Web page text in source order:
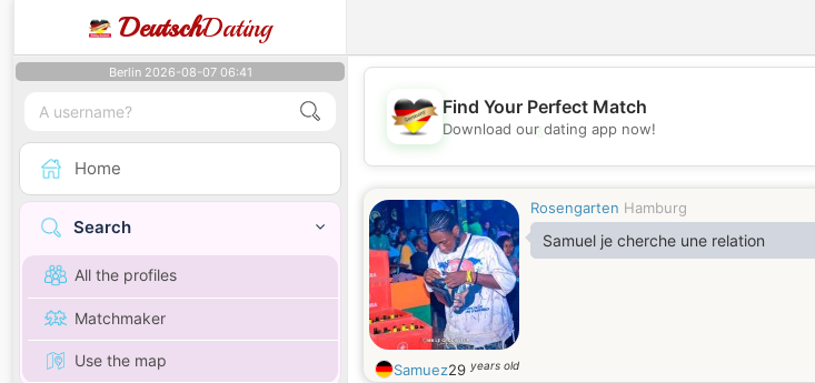
DeutschDating
Berlin 2026-08-07 06:41
Home
Search
All the profiles
Matchmaker
Use the map
💖
Find Your Perfect Match
Download our dating app now!
Rosengarten Hamburg
Samuel je cherche une relation
Samuez29 years old